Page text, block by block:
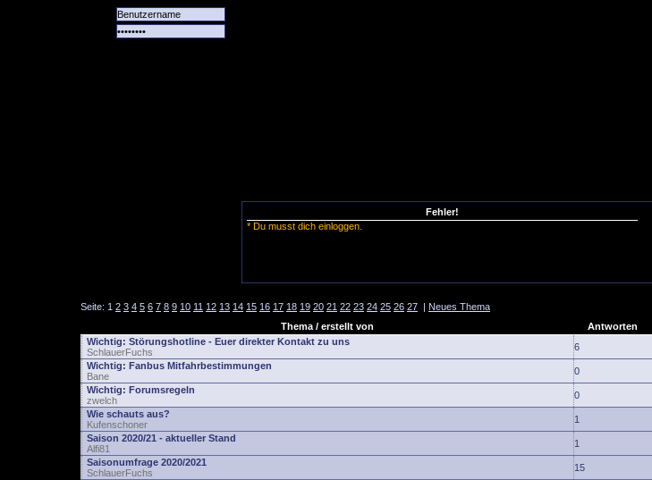
Fehler!
* Du musst dich einloggen.
Seite: 1 2 3 4 5 6 7 8 9 10 11 12 13 14 15 16 17 18 19 20 21 22 23 24 25 26 27 | Neues Thema
Thema / erstellt von
Antworten
Wichtig: Störungshotline - Euer direkter Kontakt zu uns
SchlauerFuchs
6
Wichtig: Fanbus Mitfahrbestimmungen
Bane
0
Wichtig: Forumsregeln
zwelch
0
Wie schauts aus?
Kufenschoner
1
Saison 2020/21 - aktueller Stand
Alfi81
1
Saisonumfrage 2020/2021
SchlauerFuchs
15